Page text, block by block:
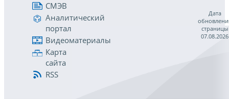
СМЭВ
Аналитический
портал
Видеоматериалы
Карта
сайта
RSS
Дата
страницы
07.08.2026